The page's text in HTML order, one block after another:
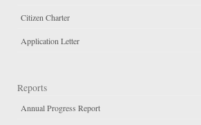
Citizen Charter
Application Letter
Reports
Annual Progress Report